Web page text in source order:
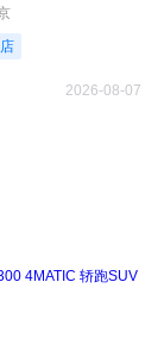
2026-08-07